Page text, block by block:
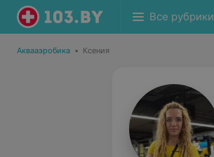
Все рубрики
Аквааэробика • Ксения